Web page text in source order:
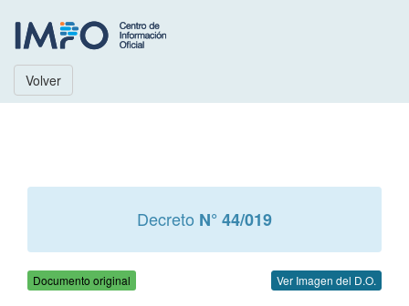
Volver
Decreto N° 44/019
Documento original Ver Imagen del D.O.